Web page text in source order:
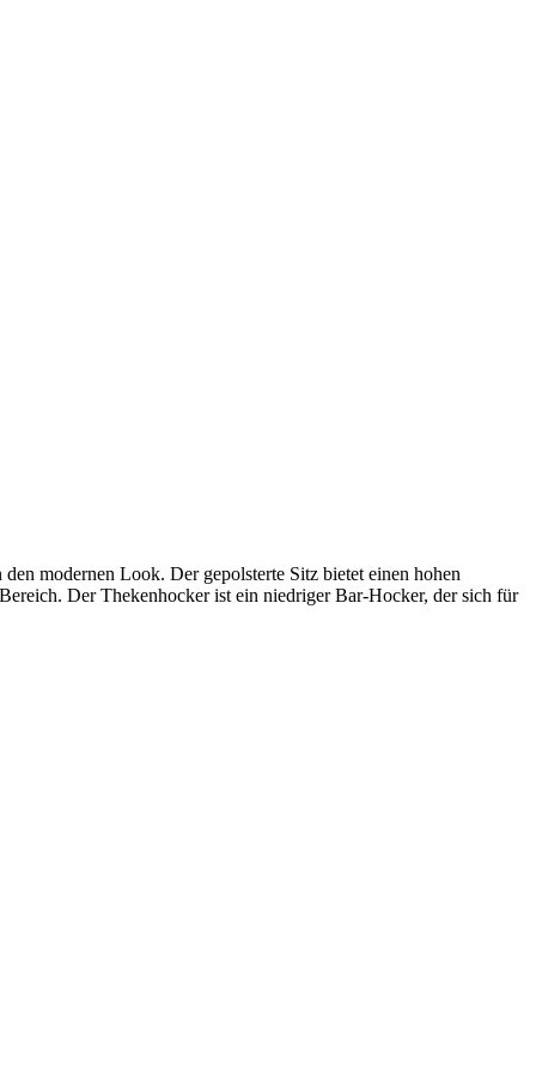
modernen Look. Der gepolsterte Sitz bietet einen hohen
Der Thekenhocker ist ein niedriger Bar-Hocker, der sich für